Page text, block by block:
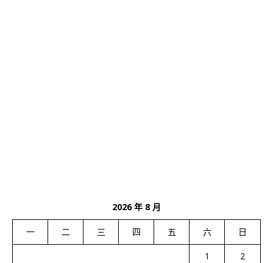
2026 年 8 月
一 二 三 四 五 六 日
1
2